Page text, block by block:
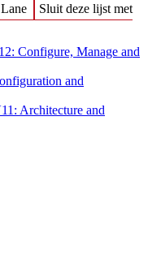
Sluit deze lijst met
Configure, Manage and
and
Architecture and